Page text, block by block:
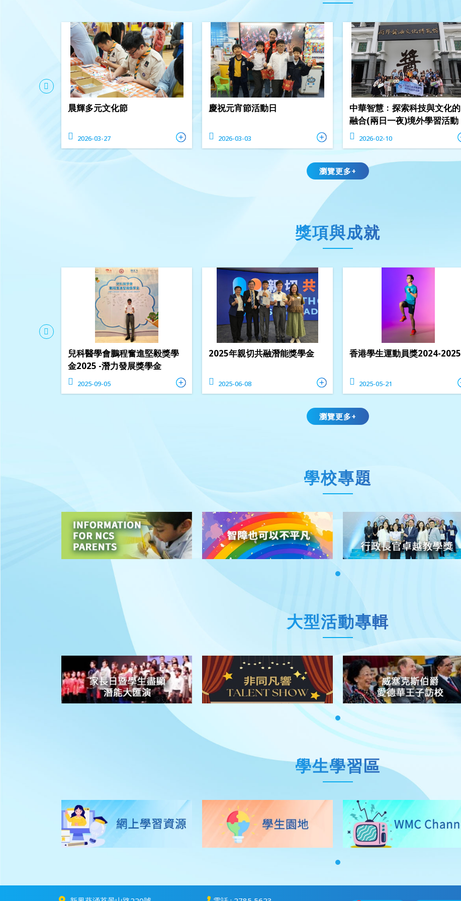
晨輝多元文化節
2026-03-27
慶祝元宵節活動日
2026-03-03
中華智慧﹕探索科技與文化的
融合(兩日一夜)境外學習活動
2026-02-10
瀏覽更多+
獎項與成就
兒科醫學會鵬程奮進堅毅獎學
金2025 -潛力發展獎學金
2025-09-05
2025年親切共融潛能獎學金
2025-06-08
香港學生運動員獎2024-2025
2025-05-21
瀏覽更多+
學校專題
大型活動專輯
學生學習區